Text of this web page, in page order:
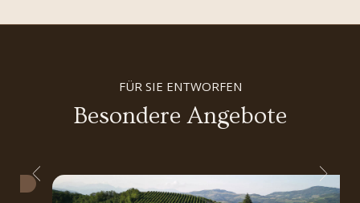
FÜR SIE ENTWORFEN
Besondere Angebote